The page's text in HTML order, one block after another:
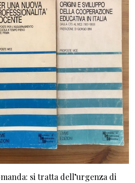
si tratta dell’urgenza di